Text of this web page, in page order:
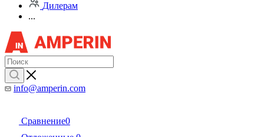
Дилерам
...
info@amperin.com
Сравнение0